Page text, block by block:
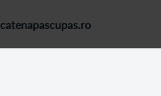
catenapascupas.ro